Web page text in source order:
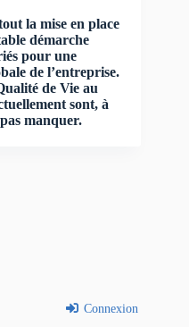
la mise en place
démarche
pour une
de l’entreprise.
de Vie au
sont, à
manquer.
Connexion